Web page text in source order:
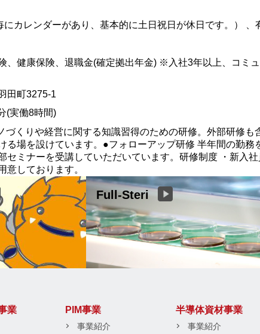
にカレンダーがあり、基本的に土日祝日が休日です。）
、健康保険、退職金(確定拠出年金) ※入社3年以上、コミ
田町3275-1
(実働8時間)
づくりや経営に関する知識習得のための研修。外部研修
る場を設けています。●フォローアップ研修 半年間の勤
セミナーを受講していただいています。研修制度 ・新入
意しております。
Full-Steri
業 PIM事業
事業紹介
半導体資材事業
事業紹介